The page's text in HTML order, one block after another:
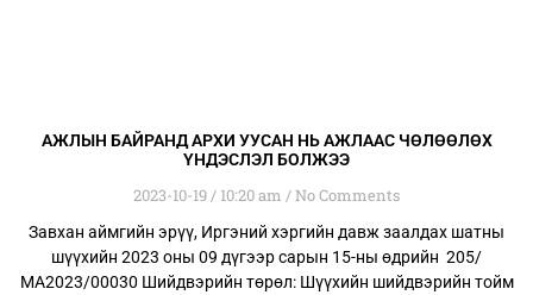
АЖЛЫН БАЙРАНД АРХИ УУСАН НЬ АЖЛААС ЧӨЛӨӨЛӨХ
ҮНДЭСЛЭЛ БОЛЖЭЭ
2023-10-19 10:20 am No Comments
Завхан аймгийн эрүү, Иргэний хэргийн давж заалдах шатны
шүүхийн 2023 оны 09 дүгээр сарын 15-ны өдрийн 205/
МА2023/00030 Шийдвэрийн төрөл: Шүүхийн шийдвэрийн тойм